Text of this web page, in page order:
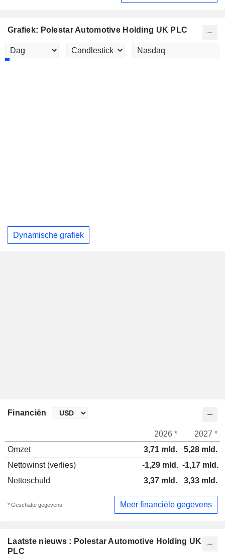
Grafiek: Polestar Automotive Holding UK PLC
Dynamische grafiek
Laatste nieuws : Polestar Automotive Holding UK
PLC
Financiën
2026 *
2027 *
Omzet
3,71 mld.
5,28 mld.
Nettowinst (verlies)
-1,29 mld. -1,17 mld.
Nettoschuld
3,37 mld. 3,33 mld.
* Geschatte gegevens Meer financiële gegevens